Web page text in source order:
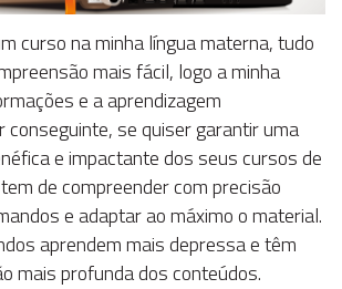
curso na minha língua materna, tudo
mais fácil, logo a minha
e a aprendizagem
conseguinte, se quiser garantir uma
e impactante dos seus cursos de
de compreender com precisão
e adaptar ao máximo o material.
aprendem mais depressa e têm
mais profunda dos conteúdos.